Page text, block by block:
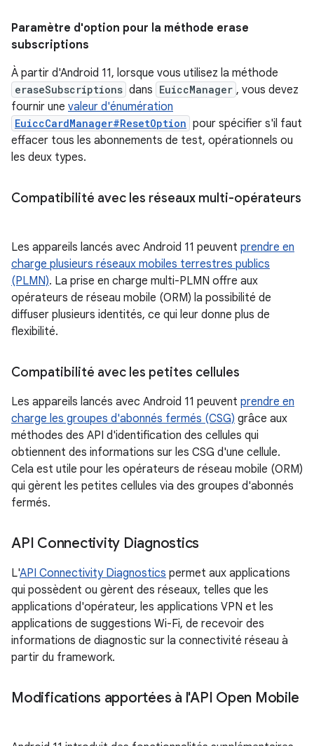
Paramètre d'option pour la méthode erase
subscriptions
À partir d'Android 11, lorsque vous utilisez la méthode
eraseSubscriptions dans EuiccManager , vous devez
fournir une valeur d'énumération
EuiccCardManager#ResetOption pour spécifier s'il faut
effacer tous les abonnements de test, opérationnels ou
les deux types.
Compatibilité avec les réseaux multi-opérateurs
Les appareils lancés avec Android 11 peuvent prendre en
charge plusieurs réseaux mobiles terrestres publics
(PLMN). La prise en charge multi-PLMN offre aux
opérateurs de réseau mobile (ORM) la possibilité de
diffuser plusieurs identités, ce qui leur donne plus de
flexibilité.
Compatibilité avec les petites cellules
Les appareils lancés avec Android 11 peuvent prendre en
charge les groupes d'abonnés fermés (CSG) grâce aux
méthodes des API d'identification des cellules qui
obtiennent des informations sur les CSG d'une cellule.
Cela est utile pour les opérateurs de réseau mobile (ORM)
qui gèrent les petites cellules via des groupes d'abonnés
fermés.
API Connectivity Diagnostics
L'API Connectivity Diagnostics permet aux applications
qui possèdent ou gèrent des réseaux, telles que les
applications d'opérateur, les applications VPN et les
applications de suggestions Wi-Fi, de recevoir des
informations de diagnostic sur la connectivité réseau à
partir du framework.
Modifications apportées à l'API Open Mobile